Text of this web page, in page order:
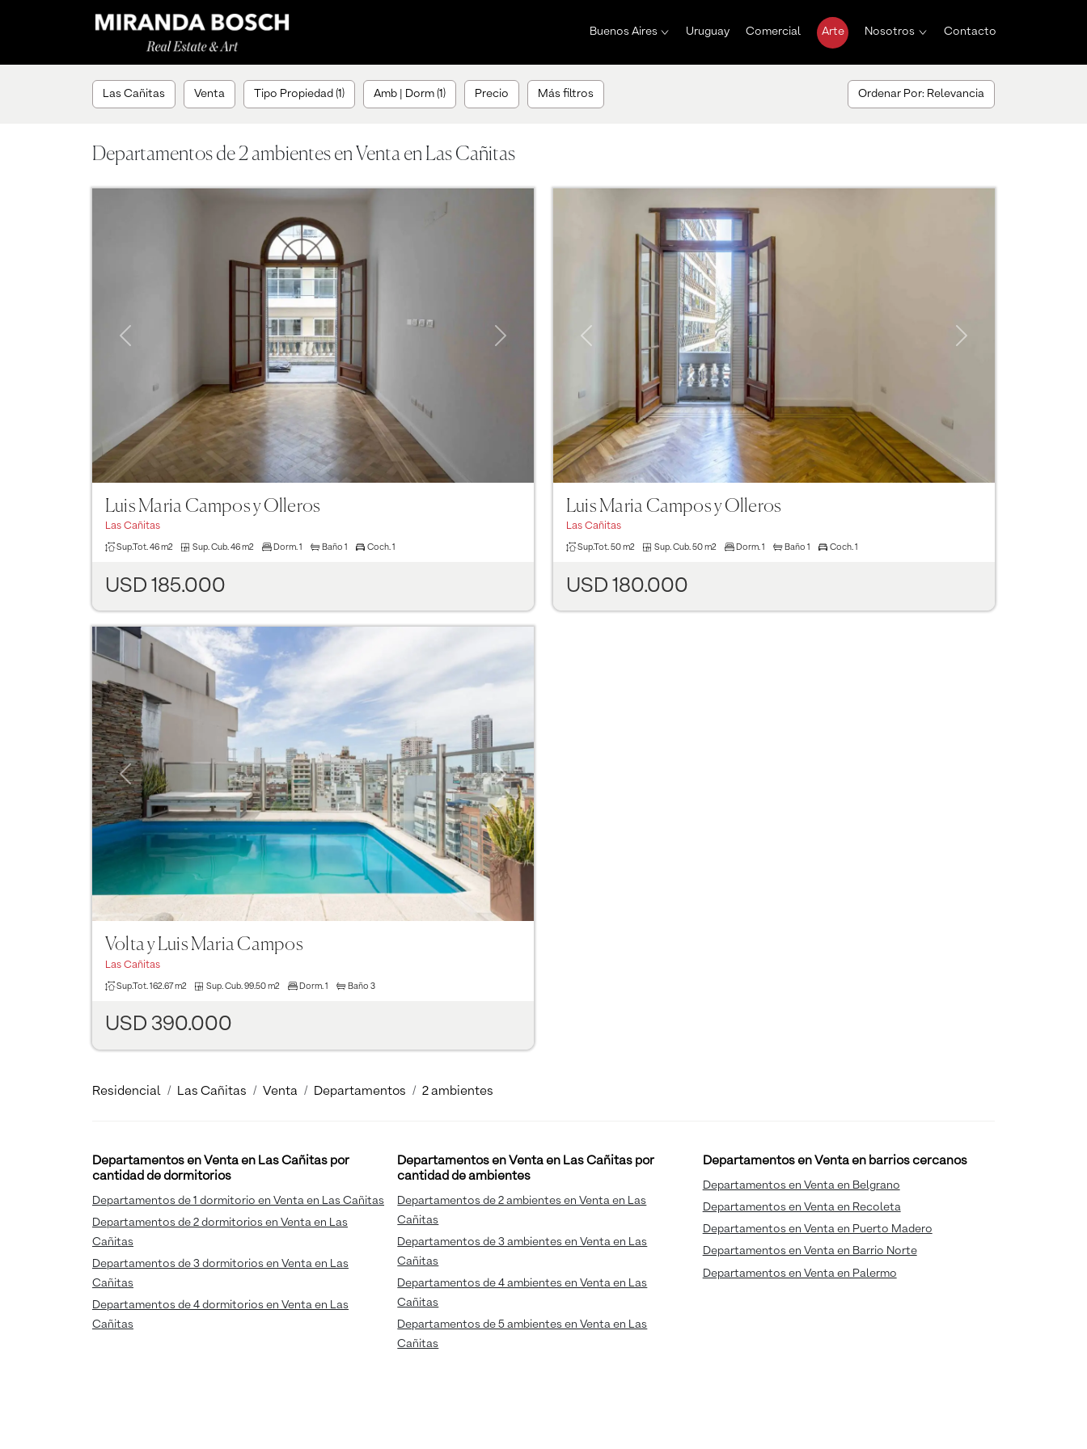
Buenos Aires Uruguay Comercial Arte Nosotros Contacto
Las Cañitas Venta Tipo Propiedad (1) Amb | Dorm (1) Precio Más filtros Ordenar Por: Relevancia
Departamentos de 2 ambientes en Venta en Las Cañitas
Previous
Luis Maria Campos y Olleros
Las Cañitas
Sup.Tot. 46 m2 Sup. Cub. 46 m2 Dorm. 1 Baño 1 Coch. 1
USD 185.000
Previous
Luis Maria Campos y Olleros
Las Cañitas
Sup.Tot. 50 m2 Sup. Cub. 50 m2 Dorm. 1 Baño 1 Coch. 1
USD 180.000
Previous Next
Volta y Luis Maria Campos
Las Cañitas
Sup.Tot. 162.67 m2 Sup. Cub. 99.50 m2 Dorm. 1 Baño 3
USD 390.000
Residencial Las Cañitas Venta Departamentos 2 ambientes
Departamentos en Venta en Las Cañitas por
cantidad de dormitorios
Departamentos de 1 dormitorio en Venta en Las Cañitas
Departamentos de 2 dormitorios en Venta en Las
Cañitas
Departamentos de 3 dormitorios en Venta en Las
Cañitas
Departamentos de 4 dormitorios en Venta en Las
Cañitas
Departamentos en Venta en Las Cañitas por
cantidad de ambientes
Departamentos de 2 ambientes en Venta en Las
Cañitas
Departamentos de 3 ambientes en Venta en Las
Cañitas
Departamentos de 4 ambientes en Venta en Las
Cañitas
Departamentos de 5 ambientes en Venta en Las
Cañitas
Departamentos en Venta en barrios cercanos
Departamentos en Venta en Belgrano
Departamentos en Venta en Recoleta
Departamentos en Venta en Puerto Madero
Departamentos en Venta en Barrio Norte
Departamentos en Venta en Palermo